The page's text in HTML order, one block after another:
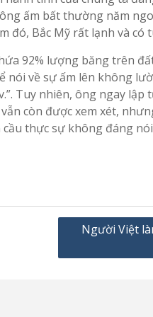
ấm bất thường năm
đó, Bắc Mỹ rất lạnh và
92% lượng băng trên
về sự ấm lên không
Tuy nhiên, ông ngay lập
còn được xem xét,
thực sự không đáng
Người Việt